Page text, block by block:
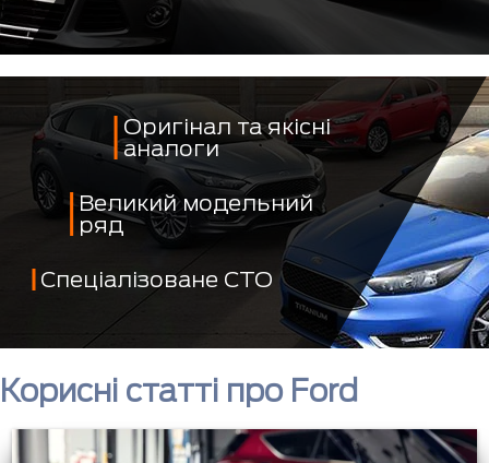
Оригінал та якісні
аналоги
Великий модельний
ряд
Спеціалізоване СТО
Корисні статті про Ford